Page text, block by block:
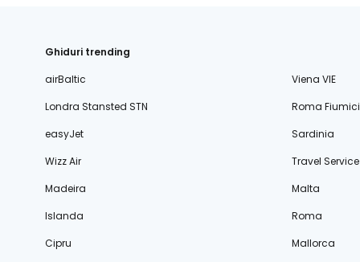
Ghiduri trending
airBaltic
Viena VIE
Londra Stansted STN
Roma
easyJet
Sardinia
Wizz Air
Travel Service
Madeira
Malta
Islanda
Roma
Cipru
Mallorca